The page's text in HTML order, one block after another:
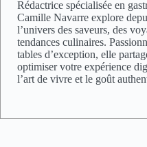
Rédactrice spécialisée en
Camille Navarre explore
l’univers des saveurs, des
tendances culinaires.
tables d’exception, elle
optimiser votre expérience
l’art de vivre et le goût